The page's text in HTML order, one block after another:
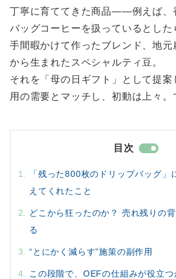
丁寧に育ててきた商品——例えば、
バッグコーヒーを扱っているとした
手間暇かけて作ったブレンド、地元
から生まれたスペシャルティ豆。
それを「母の日ギフト」として提
用の需要とマッチし、初動は上々
目次
「残った800枚のドリップバッグ」
えてくれたこと
どこから狂ったのか？ 売れ残りの
る
“とにかく減らす”施策の副作用
この段階で、OEFの仕組みが役立